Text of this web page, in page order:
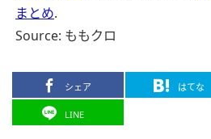
まとめ.
Source: ももクロ
シェア はてな
LINE